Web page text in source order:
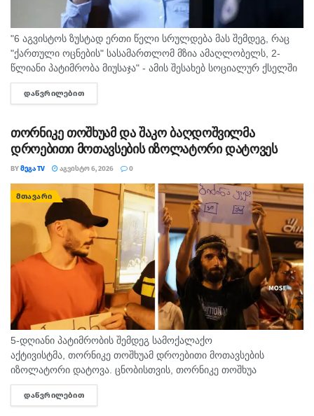
"6 აგვისტოს ზუსტად ერთი წელი სრულდება მას შემდეგ, რაც
"ქართული ოცნების" სასამართლომ მზია ამაღლობელს, 2-
წლიანი პატიმრობა მიუსაჯა" - ამის შესახებ სოციალურ ქსელში
"მედიის ადვოკატირების კოალიცია" წერს და დაკავებულ
ჟურნალისტს სოლიდარობას უცხადებს. ორგანიზაცია...
ᲓᲐᲬᲕᲠᲘᲚᲔᲑᲘᲗ
თორნიკე თოშხუამ და შაკო ბაღდოშვილმა
დროებითი მოთავსების იზოლატორი დატოვეს
BYᲛᲔᲒᲐ TV ᲐᲒᲕᲘᲡᲢᲝ 6, 2026 0
ᲛᲗᲐᲕᲐᲠᲘ
5-დღიანი პატიმრობის შემდეგ სამოქალაქო
აქტივისტმა, თორნიკე თოშხუამ დროებითი მოთავსების
იზოლატორი დატოვა. ცნობისთვის, თორნიკე თოშხუა
პოლიციამ 31 ივლისს, თბილისის საკრებულოსთან
დააკავა. მას ხელში ეკავა ბანერი "ბიძინა ყ - არაა/არის?".
ᲓᲐᲬᲕᲠᲘᲚᲔᲑᲘᲗ